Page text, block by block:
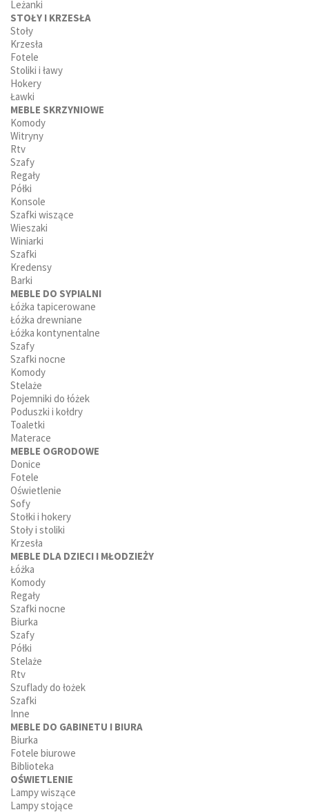
Leżanki
STOŁY I KRZESŁA
Stoły
Krzesła
Fotele
Stoliki i ławy
Hokery
Ławki
MEBLE SKRZYNIOWE
Komody
Witryny
Rtv
Szafy
Regały
Półki
Konsole
Szafki wiszące
Wieszaki
Winiarki
Szafki
Kredensy
Barki
MEBLE DO SYPIALNI
Łóżka tapicerowane
Łóżka drewniane
Łóżka kontynentalne
Szafy
Szafki nocne
Komody
Stelaże
Pojemniki do łóżek
Poduszki i kołdry
Toaletki
Materace
MEBLE OGRODOWE
Donice
Fotele
Oświetlenie
Sofy
Stołki i hokery
Stoły i stoliki
Krzesła
MEBLE DLA DZIECI I MŁODZIEŻY
Łóżka
Komody
Regały
Szafki nocne
Biurka
Szafy
Półki
Stelaże
Rtv
Szuflady do łożek
Szafki
Inne
MEBLE DO GABINETU I BIURA
Biurka
Fotele biurowe
Biblioteka
OŚWIETLENIE
Lampy wiszące
Lampy stojące